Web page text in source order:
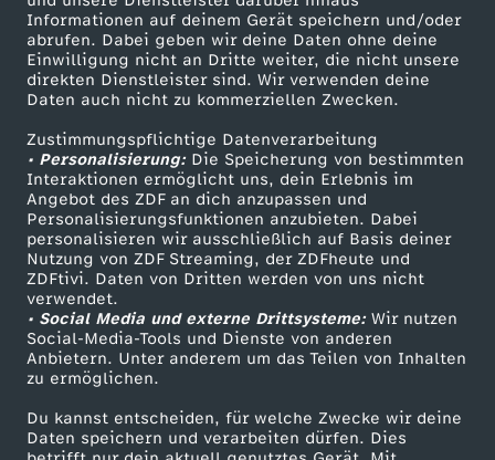
Informationen auf deinem Gerät speichern und/oder
abrufen. Dabei geben wir deine Daten ohne deine
Einwilligung nicht an Dritte weiter, die nicht unsere
direkten Dienstleister sind. Wir verwenden deine
Daten auch nicht zu kommerziellen Zwecken.
Zustimmungspflichtige Datenverarbeitung
• Personalisierung:Die Speicherung von bestimmten
Interaktionen ermöglicht uns, dein Erlebnis im
Angebot des ZDF an dich anzupassen und
Personalisierungsfunktionen anzubieten. Dabei
personalisieren wir ausschließlich auf Basis deiner
Nutzung von ZDF Streaming, der ZDFheute und
ZDFtivi. Daten von Dritten werden von uns nicht
verwendet.
• Social Media und externe Drittsysteme:Wir nutzen
Social-Media-Tools und Dienste von anderen
Anbietern. Unter anderem um das Teilen von Inhalten
zu ermöglichen.
Du kannst entscheiden, für welche Zwecke wir deine
Daten speichern und verarbeiten dürfen. Dies
e
r
t
r
a
m
b
e
ZDF-Apps
Smart TV
ZDFtext
Livestreams
Sendungen A-Z
TV-Programm
ZDFmitreden
Kontakt zum ZDF
Tickets
Zuschauerservice
Hilfe
ZDF Unternehmen
Karriere
ZDF goes Schule